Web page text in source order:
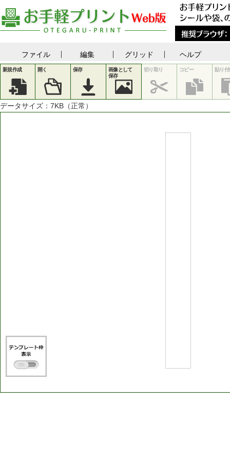
ファイル 編集 グリッド ヘルプ
新規作成 開く 保存
画像として
保存
切り取り コピー 貼り付
データサイズ： 7KB（正常）